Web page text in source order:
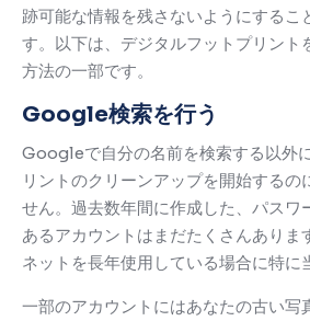
跡可能な情報を残さないようにするこ
す。 以下は、デジタルフットプリント
方法の一部です。
Google検索を行う
Googleで自分の名前を検索する以外
リントのクリーンアップを開始するの
せん。 過去数年間に作成した、パスワ
あるアカウントはまだたくさんありま
ネットを長年使用している場合に特に
一部のアカウントにはあなたの古い写